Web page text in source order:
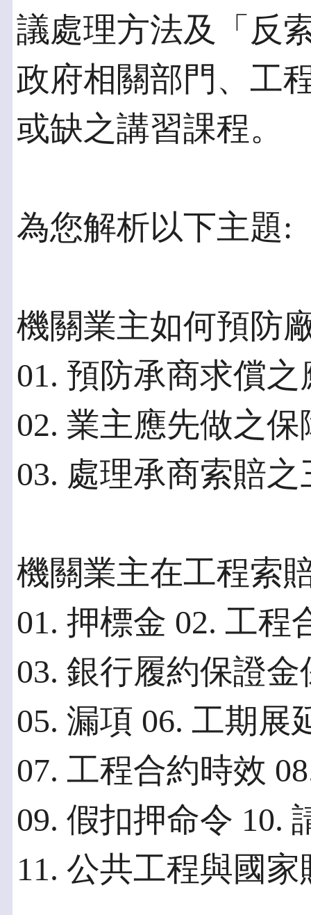
議處理方法及「反
政府相關部門、工
或缺之講習課程。
為您解析以下主題:
機關業主如何預防
01. 預防承商求償
02. 業主應先做之
03. 處理承商索賠
機關業主在工程索
01. 押標金 02. 工
03. 銀行履約保證
05. 漏項 06. 工期展
07. 工程合約時效
09. 假扣押命令 10.
11. 公共工程與國家